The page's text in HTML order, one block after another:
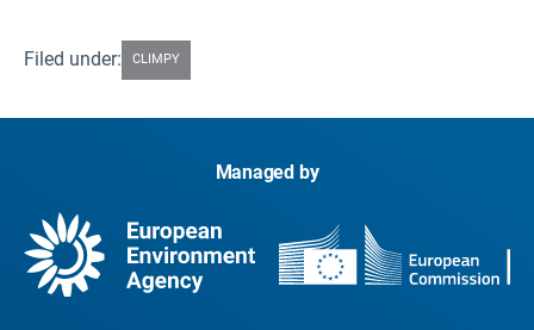
Filed under: CLIMPY
Managed by